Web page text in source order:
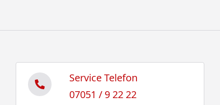
Service Telefon
07051 / 9 22 22